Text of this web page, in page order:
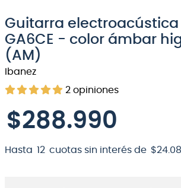
Guitarra electroacústica
GA6CE - color ámbar
(AM)
Ibanez
2 opiniones
$288.990
Hasta 12 cuotas sin interés de $24
5 .
amplificador
6.
teclado
7.
guitarra
10. violin